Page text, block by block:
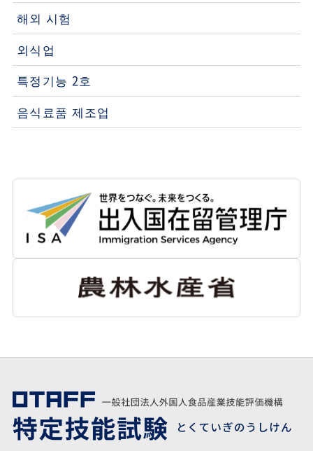
해외 시험
외식업
특정기능 2호
음식료품 제조업